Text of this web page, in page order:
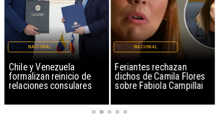
Chile y Venezuela
formalizan reinicio de
relaciones consulares
NACIONAL
Feriantes rechazan
dichos de Camila Flores
sobre Fabiola Campillai
NACIONAL